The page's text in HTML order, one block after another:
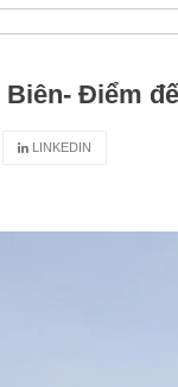
Điểm
LINKEDIN